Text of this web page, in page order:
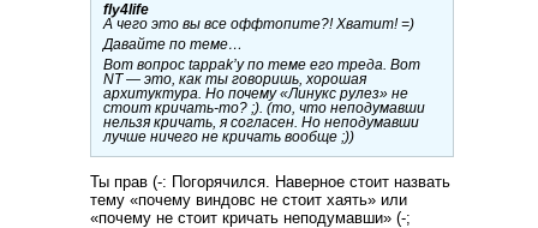
fly4life
А чего это вы все оффтопите?! Хватит! =)
Давайте по теме…
Вот вопрос tappak’у по теме его треда. Вот
NT — это, как ты говоришь, хорошая
архитуктура. Но почему «Линукс рулез» не
стоит кричать-то? ;). (то, что неподумавши
нельзя кричать, я согласен. Но неподумавши
лучше ничего не кричать вообще ;))
Ты прав (-: Погорячился. Наверное стоит назвать
тему «почему виндовс не стоит хаять» или
«почему не стоит кричать неподумавши» (-;